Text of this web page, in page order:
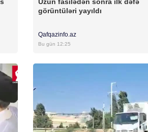
görüntüləri yayıldı
Qafqazinfo.az
Bu gün 12:25